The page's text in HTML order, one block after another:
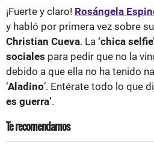
¡Fuerte y claro! Rosángela
y habló por primera vez sobre
Christian Cueva. La ‘chica
sociales para pedir que no la
debido a que ella no ha tenido
‘Aladino’. Entérate todo lo que
es guerra’.
Te recomendamos